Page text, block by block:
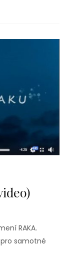
RAKA.
samotné